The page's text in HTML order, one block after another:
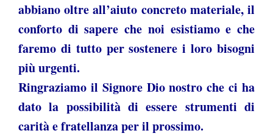
abbiano oltre all’aiuto concreto materiale, il
conforto di sapere che noi esistiamo e che
faremo di tutto per sostenere i loro bisogni
più urgenti.
Ringraziamo il Signore Dio nostro che ci ha
dato la possibilità di essere strumenti di
carità e fratellanza per il prossimo.